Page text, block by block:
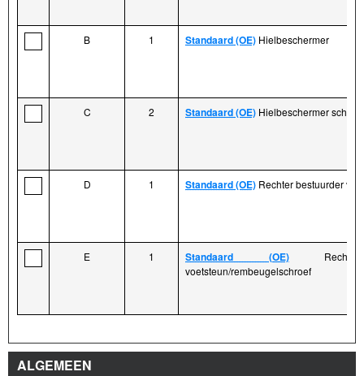
B 1 Standaard (OE) Hielbeschermer
C 2 Standaard (OE) Hielbeschermer
D 1 Standaard (OE) Rechter bestuurder
E 1 Standaard (OE)Rechter
voetsteun/rembeugelschroef
ALGEMEEN